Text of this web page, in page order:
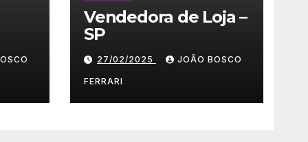
Vendedora de Loja –
SP
27/02/2025 JOÃO BOSCO
FERRARI